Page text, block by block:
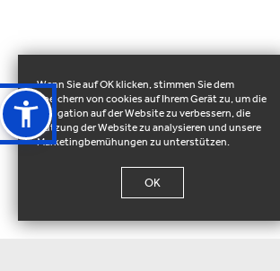
Wenn Sie auf OK klicken, stimmen Sie dem
Speichern von cookies auf Ihrem Gerät zu, um die
Navigation auf der Website zu verbessern, die
Nutzung der Website zu analysieren und unsere
Marketingbemühungen zu unterstützen.
OK